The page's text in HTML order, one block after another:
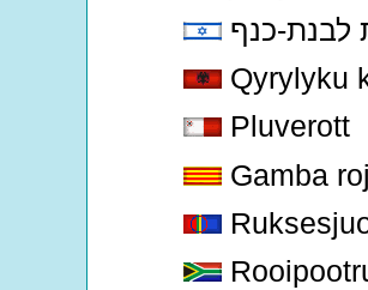
לבנת-כנף
Qyrylyku
Pluverott
Gamba